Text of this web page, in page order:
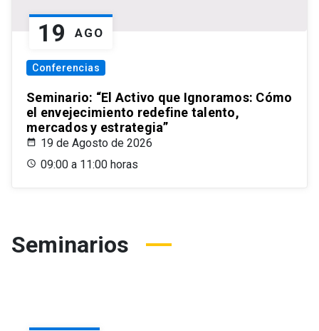
19 AGO
Conferencias
Seminario: “El Activo que Ignoramos: Cómo
el envejecimiento redefine talento,
mercados y estrategia”
19 de Agosto de 2026
09:00 a 11:00 horas
Seminarios